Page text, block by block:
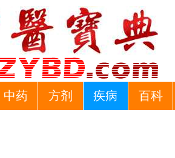
中药 方剂 疾病 百科